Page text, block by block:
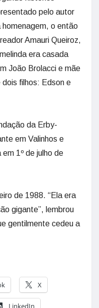
pelo autor
homenagem, o então
Amauri Queiroz,
era casada
João Brolacci e mãe
dois filhos: Edson e
da Erby-
em Valinhos e
1º de julho de
de 1988. “Ela era
gigante”, lembrou
gentilmente cedeu a
X
LinkedIn